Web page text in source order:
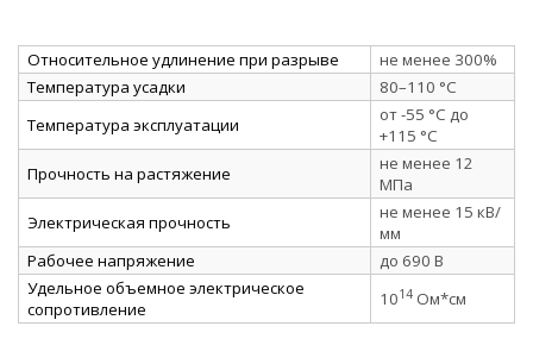
Относительное удлинение при разрыве
не менее 300%
Температура усадки
80–110 °C
Температура эксплуатации
от -55 °C до
+115 °C
Прочность на растяжение
не менее 12
МПа
Электрическая прочность
не менее 15 кВ/
мм
Рабочее напряжение
до 690 В
Удельное объемное электрическое
сопротивление
1014 Ом*см